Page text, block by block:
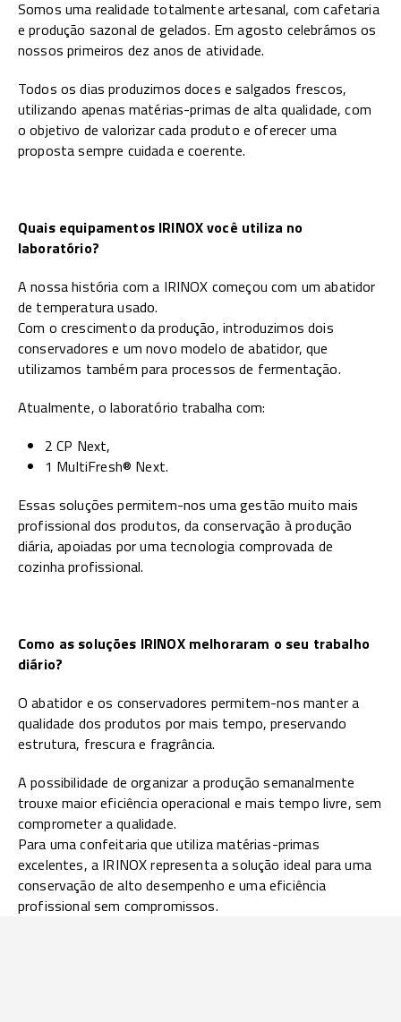
Somos uma realidade totalmente artesanal, com cafetaria
e produção sazonal de gelados. Em agosto celebrámos os
nossos primeiros dez anos de atividade.
Todos os dias produzimos doces e salgados frescos,
utilizando apenas matérias-primas de alta qualidade, com
o objetivo de valorizar cada produto e oferecer uma
proposta sempre cuidada e coerente.
Quais equipamentos IRINOX você utiliza no
laboratório?
A nossa história com a IRINOX começou com um abatidor
de temperatura usado.
Com o crescimento da produção, introduzimos dois
conservadores e um novo modelo de abatidor, que
utilizamos também para processos de fermentação.
Atualmente, o laboratório trabalha com:
2 CP Next,
1 MultiFresh® Next.
Essas soluções permitem-nos uma gestão muito mais
profissional dos produtos, da conservação à produção
diária, apoiadas por uma tecnologia comprovada de
cozinha profissional.
Como as soluções IRINOX melhoraram o seu trabalho
diário?
O abatidor e os conservadores permitem-nos manter a
qualidade dos produtos por mais tempo, preservando
estrutura, frescura e fragrância.
A possibilidade de organizar a produção semanalmente
trouxe maior eficiência operacional e mais tempo livre, sem
comprometer a qualidade.
Para uma confeitaria que utiliza matérias-primas
excelentes, a IRINOX representa a solução ideal para uma
conservação de alto desempenho e uma eficiência
profissional sem compromissos.